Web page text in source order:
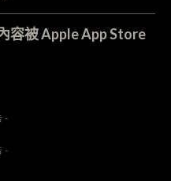
容被 Apple App Store
-
-